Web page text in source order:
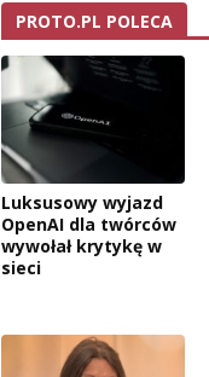
PROTO.PL POLECA
Luksusowy wyjazd
OpenAI dla twórców
wywołał krytykę w
sieci